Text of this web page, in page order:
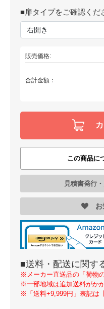
■扉タイプをご確認くだ
販売価格:
合計金額：
この商品に
見積書発行
■送料・配送に関す
※メーカー直送品の「荷物
※一部地域は追加送料がか
※「送料+9,999円」表記は